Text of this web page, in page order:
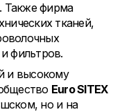
Также фирма
тканей,
фильтров.
и высокому
Euro SITEX
но и на